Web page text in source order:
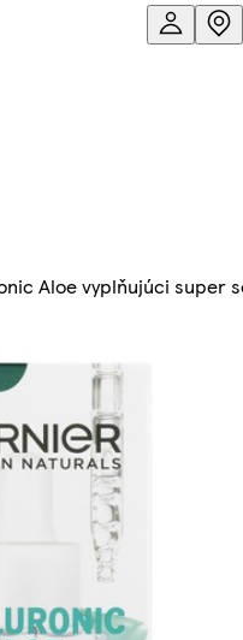
Aloe vyplňujúci super